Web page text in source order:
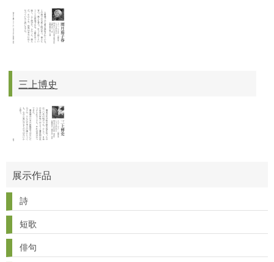
三上博史
展示作品
詩
短歌
俳句